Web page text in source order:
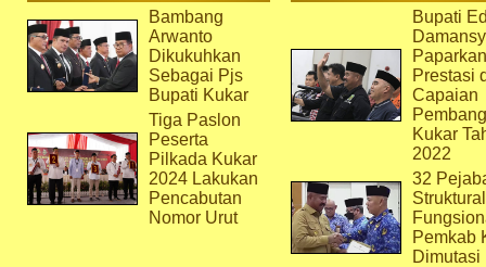
Bambang
Arwanto
Dikukuhkan
Sebagai Pjs
Bupati Kukar
Tiga Paslon
Peserta
Pilkada Kukar
2024 Lakukan
Pencabutan
Nomor Urut
Bupati
Paparkan
Prestasi
Capaian
Kukar
2022
32
Pemkab
Dimutasi